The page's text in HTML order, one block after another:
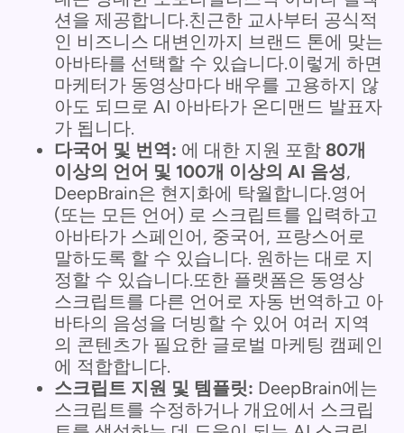
션을 제공합니다.친근한 교사부터 공식적
인 비즈니스 대변인까지 브랜드 톤에 맞는
아바타를 선택할 수 있습니다.이렇게 하면
마케터가 동영상마다 배우를 고용하지 않
아도 되므로 AI 아바타가 온디맨드 발표자
가 됩니다.
다국어 및 번역: 에 대한 지원 포함 80개
이상의 언어 및 100개 이상의 AI 음성,
DeepBrain은 현지화에 탁월합니다.영어
(또는 모든 언어) 로 스크립트를 입력하고
아바타가 스페인어, 중국어, 프랑스어로
말하도록 할 수 있습니다. 원하는 대로 지
정할 수 있습니다.또한 플랫폼은 동영상
스크립트를 다른 언어로 자동 번역하고 아
바타의 음성을 더빙할 수 있어 여러 지역
의 콘텐츠가 필요한 글로벌 마케팅 캠페인
에 적합합니다.
스크립트 지원 및 템플릿: DeepBrain에는
스크립트를 수정하거나 개요에서 스크립